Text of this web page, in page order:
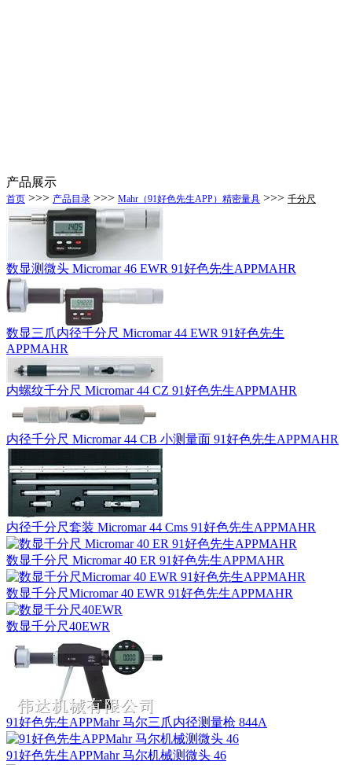
产品展示
首页 >>> 产品目录 >>> Mahr（91好色先生APP）精密量具 >>> 千分尺
数显测微头 Micromar 46 EWR 91好色先生APPMAHR
数显三爪内径千分尺 Micromar 44 EWR 91好色先生
APPMAHR
内螺纹千分尺 Micromar 44 CZ 91好色先生APPMAHR
内径千分尺 Micromar 44 CB 小测量面 91好色先生APPMAHR
内径千分尺套装 Micromar 44 Cms 91好色先生APPMAHR
数显千分尺 Micromar 40 ER 91好色先生APPMAHR
数显千分尺Micromar 40 EWR 91好色先生APPMAHR
数显千分尺40EWR
91好色先生APPMahr 马尔三爪内径测量枪 844A
91好色先生APPMahr 马尔机械测微头 46